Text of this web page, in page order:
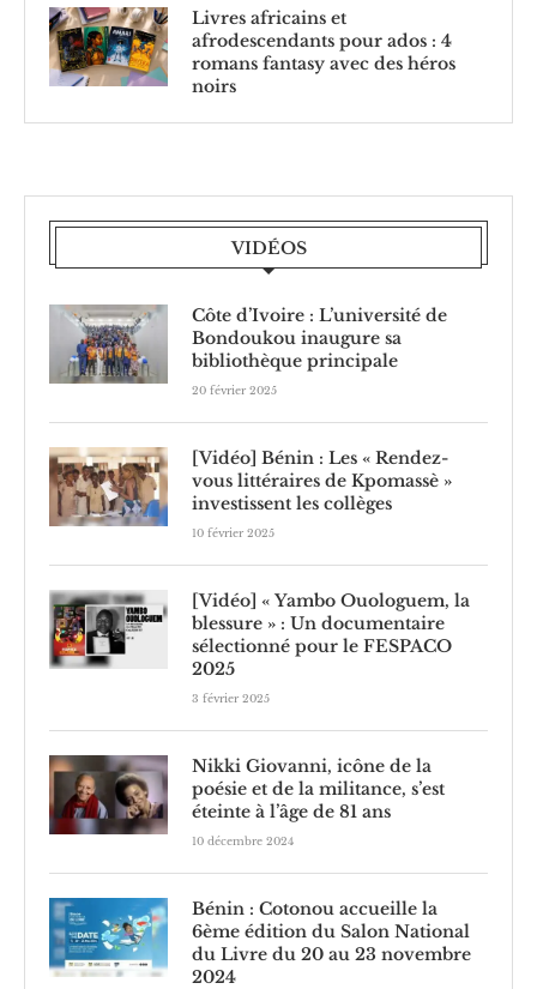
Livres africains et
afrodescendants pour ados : 4
romans fantasy avec des héros
noirs
VIDÉOS
Côte d’Ivoire : L’université de
Bondoukou inaugure sa
bibliothèque principale
20 février 2025
[Vidéo] Bénin : Les « Rendez-
vous littéraires de Kpomassè »
investissent les collèges
10 février 2025
[Vidéo] « Yambo Ouologuem, la
blessure » : Un documentaire
sélectionné pour le FESPACO
2025
3 février 2025
Nikki Giovanni, icône de la
poésie et de la militance, s’est
éteinte à l’âge de 81 ans
10 décembre 2024
Bénin : Cotonou accueille la
6ème édition du Salon National
du Livre du 20 au 23 novembre
2024